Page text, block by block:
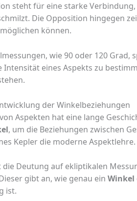
steht für eine starke
Die Opposition hingegen
können.
wie 90 oder 120 Grad,
Intensität eines Aspekts zu
der Winkelbeziehungen
Aspekten hat eine lange
, um die Beziehungen zwischen
Kepler die moderne Aspektlehre.
die Deutung auf ekliptikalen
gibt an, wie genau ein Winkel
ist.